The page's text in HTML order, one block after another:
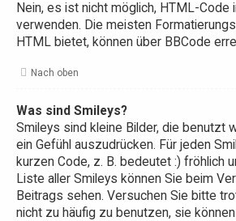
Nein, es ist nicht möglich, HTML-Code
verwenden. Die meisten
HTML bietet, können über BBCode
Nach oben
Was sind Smileys?
Smileys sind kleine Bilder, die benutzt
ein Gefühl auszudrücken. Für jeden
kurzen Code, z. B. bedeutet :) fröhlich
Liste aller Smileys können Sie beim
Beitrags sehen. Versuchen Sie bitte
nicht zu häufig zu benutzen, sie